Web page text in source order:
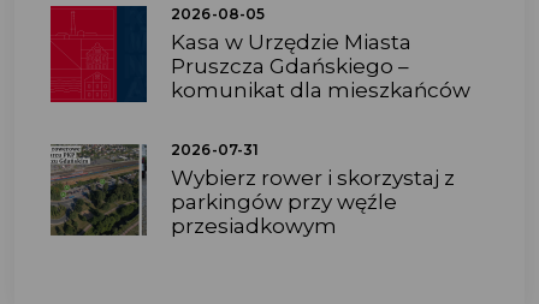
2026-08-05
Kasa w Urzędzie Miasta
Pruszcza Gdańskiego –
komunikat dla mieszkańców
2026-07-31
Wybierz rower i skorzystaj z
parkingów przy węźle
przesiadkowym